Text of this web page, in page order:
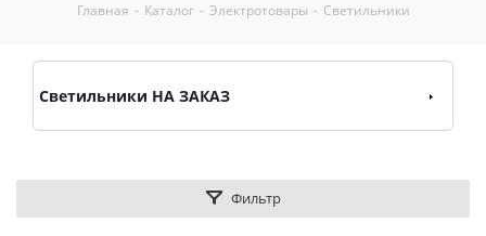
Главная - Каталог - Электротовары - Светильники
Светильники НА ЗАКАЗ
Фильтр